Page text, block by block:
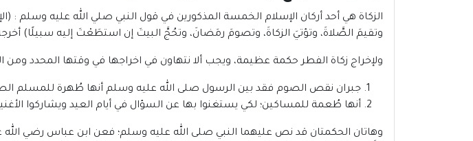
الزكاة هي أحد أركان الإسلام الخمسة المذكورين في قول النبي صلي الله عليه وسلم :
وتقيمَ الصَّلاةَ، وتؤتيَ الزكاةَ، وتصومَ رمَضانَ، وتحُجَّ البيتَ إن استطَعْتَ إليه سبيلًا)
ولإخراج زكاة الفطر حكمة عظيمة، ويجب ألا نتهاون في اخراجها في وقتها المحدد ومن
جبران نقص الصوم فقد بين الرسول صلى الله عليه وسلم أنها طُهرة للمسلم
أنها طُعمة للمساكين؛ لكي يستغنوا بها عن السؤال في أيام العيد ويشاركوا
وهاتان الحكمتان قد نص عليهما النبي صلى الله عليه وسلم؛ فعن ابن عباس رضي